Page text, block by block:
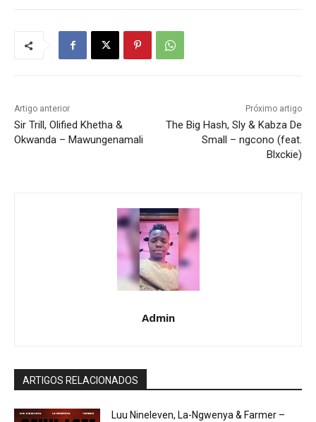
Artigo anterior
Sir Trill, Olified Khetha &
Okwanda – Mawungenamali
Próximo artigo
The Big Hash, Sly & Kabza De
Small – ngcono (feat.
Blxckie)
Admin
ARTIGOS RELACIONADOS
Luu Nineleven, La-Ngwenya & Farmer –